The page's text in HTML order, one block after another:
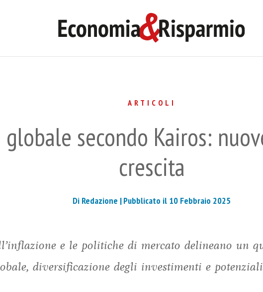
ARTICOLI
globale secondo Kairos:
crescita
Di Redazione |Pubblicato il 10 Febbraio 2025
e le politiche di mercato delineano un
diversificazione degli investimenti e